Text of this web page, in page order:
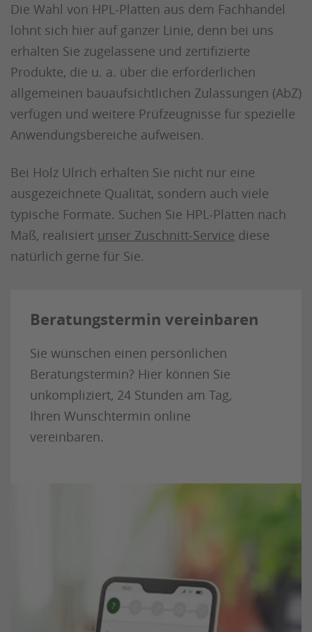
Die Wahl von HPL-Platten aus dem Fachhandel
lohnt sich hier auf ganzer Linie, denn bei uns
erhalten Sie zugelassene und zertifizierte
Produkte, die u. a. über die erforderlichen
allgemeinen bauaufsichtlichen Zulassungen (AbZ)
verfügen und weitere Prüfzeugnisse für spezielle
Anwendungsbereiche aufweisen.
Bei Holz Ulrich erhalten Sie nicht nur eine
ausgezeichnete Qualität, sondern auch viele
typische Formate. Suchen Sie HPL-Platten nach
Maß, realisiert unser Zuschnitt-Service diese
natürlich gerne für Sie.
Beratungstermin vereinbaren
Sie wünschen einen persönlichen
Beratungstermin? Hier können Sie
unkompliziert, 24 Stunden am Tag,
Ihren Wunschtermin online
vereinbaren.